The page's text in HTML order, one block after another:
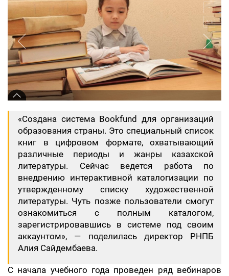
«Создана система Bookfund для организаций
образования страны. Это специальный список
книг в цифровом формате, охватывающий
различные периоды и жанры казахской
литературы. Сейчас ведется работа по
внедрению интерактивной каталогизации по
утвержденному списку художественной
литературы. Чуть позже пользователи смогут
ознакомиться с полным каталогом,
зарегистрировавшись в системе под своим
аккаунтом», — поделилась директор РНПБ
Алия Сайдембаева.
С начала учебного года проведен ряд вебинаров